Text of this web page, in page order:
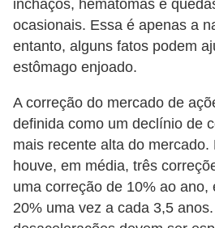
inchaços, hematomas e
ocasionais. Essa é apenas a
entanto, alguns fatos podem
estômago enjoado.
A correção do mercado de
definida como um declínio de
mais recente alta do mercado.
houve, em média, três
uma correção de 10% ao ano,
20% uma vez a cada 3,5
d
i
t
e
d
é
b
i